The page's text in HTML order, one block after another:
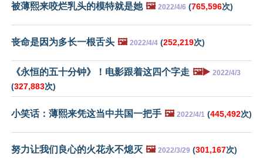
被薄熙来咬烂乳头的模特就是她 🖼️ 2022/4/6 (765,596次)
丧命是因为多长一根舌头 🖼️ 2022/4/4 (252,219次)
《永恒的五十分钟》！电影跟着这四个字走 🖼️▶️ 2022/4/3
(327,883次)
小笑话：薄熙来凭这当中共国一把手 🖼️ 2022/4/1 (445,492次)
努力让我们良心的火花永不熄灭 🖼️ 2022/3/29 (301,167次)